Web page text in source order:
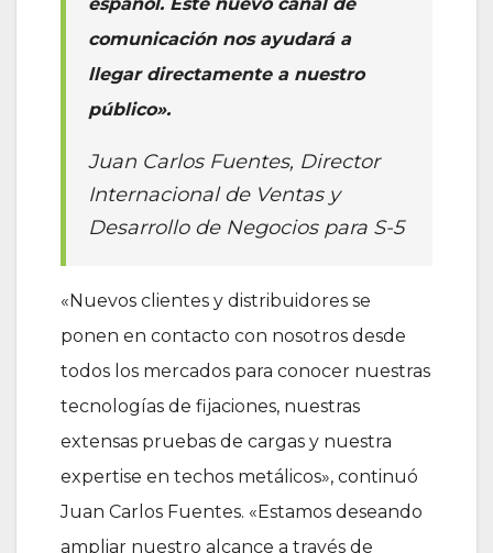
comunicación nos ayudará a
llegar directamente a nuestro
público».
Juan Carlos Fuentes, Director
Internacional de Ventas y
Desarrollo de Negocios para S-5
«Nuevos clientes y distribuidores se
ponen en contacto con nosotros desde
todos los mercados para conocer nuestras
tecnologías de fijaciones, nuestras
extensas pruebas de cargas y nuestra
expertise en techos metálicos», continuó
Juan Carlos Fuentes. «Estamos deseando
ampliar nuestro alcance a través de